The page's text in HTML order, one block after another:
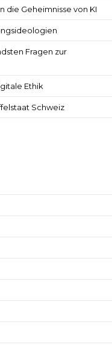
die Geheimnisse von KI
Fragen zur
Ethik
Schweiz